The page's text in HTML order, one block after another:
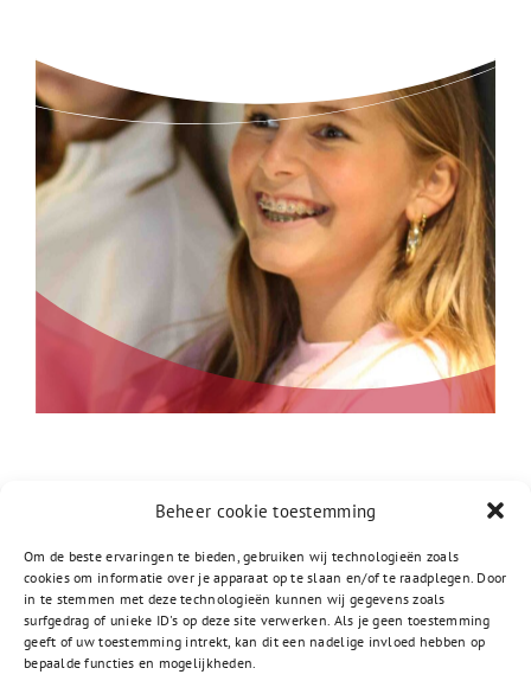
Beheer cookie toestemming
Om de beste ervaringen te bieden, gebruiken wij technologieën zoals
cookies om informatie over je apparaat op te slaan en/of te raadplegen. Door
in te stemmen met deze technologieën kunnen wij gegevens zoals
surfgedrag of unieke ID's op deze site verwerken. Als je geen toestemming
geeft of uw toestemming intrekt, kan dit een nadelige invloed hebben op
bepaalde functies en mogelijkheden.